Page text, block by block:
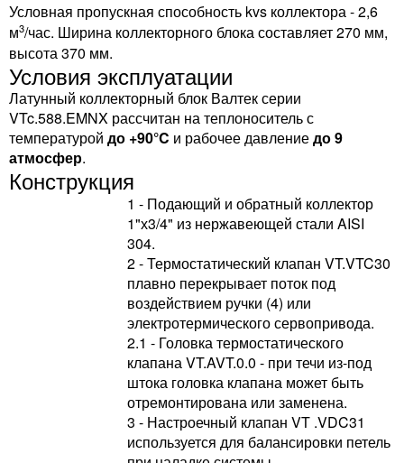
Условная пропускная способность kvs коллектора - 2,6
м3/час. Ширина коллекторного блока составляет 270 мм,
высота 370 мм.
Условия эксплуатации
Латунный коллекторный блок Валтек серии
VTc.588.EMNX рассчитан на теплоноситель с
температурой до +90°C и рабочее давлениедо 9
атмосфер.
Конструкция
1 - Подающий и обратный коллектор
1"х3/4" из нержавеющей стали AISI
304.
2 - Термостатический клапан VT.VTC30
плавно перекрывает поток под
воздействием ручки (4) или
электротермического сервопривода.
2.1 - Головка термостатического
клапана VT.AVT.0.0 - при течи из-под
штока головка клапана может быть
отремонтирована или заменена.
3 - Настроечный клапан VT .VDC31
используется для балансировки петель